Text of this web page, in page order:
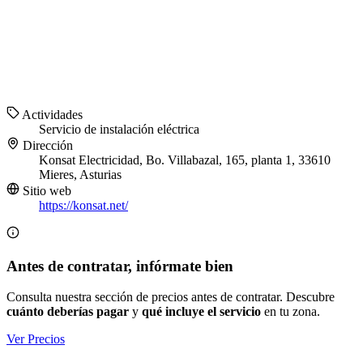
Actividades
Servicio de instalación eléctrica
Dirección
Konsat Electricidad, Bo. Villabazal, 165, planta 1, 33610
Mieres, Asturias
Sitio web
https://konsat.net/
Antes de contratar, infórmate bien
Consulta nuestra sección de precios antes de contratar. Descubre
cuánto deberías pagar y qué incluye el servicio en tu zona.
Ver Precios